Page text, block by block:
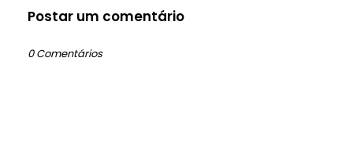
Postar um comentário
0 Comentários